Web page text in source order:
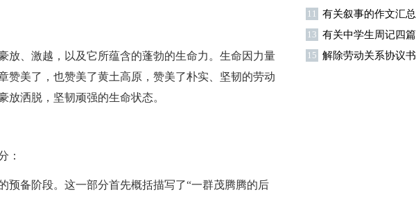
放、激越，以及它所蕴含的蓬勃的生命力。生命因力量
赞美了，也赞美了黄土高原，赞美了朴实、坚韧的劳动
放洒脱，坚韧顽强的生命状态。
：
预备阶段。这一部分首先概括描写了“一群茂腾腾的后
作文300字汇总7篇
11
有关叙事的作文汇总
六篇
13 有关中学生周记四篇
15 解除劳动关系协议书